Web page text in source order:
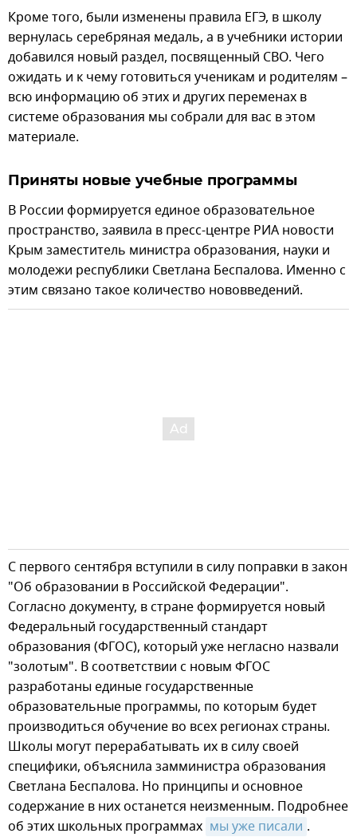
Кроме того, были изменены правила ЕГЭ, в школу
вернулась серебряная медаль, а в учебники истории
добавился новый раздел, посвященный СВО. Чего
ожидать и к чему готовиться ученикам и родителям –
всю информацию об этих и других переменах в
системе образования мы собрали для вас в этом
материале.
Приняты новые учебные программы
В России формируется единое образовательное
пространство, заявила в пресс-центре РИА новости
Крым заместитель министра образования, науки и
молодежи республики Светлана Беспалова. Именно с
этим связано такое количество нововведений.
С первого сентября вступили в силу поправки в закон
"Об образовании в Российской Федерации".
Согласно документу, в стране формируется новый
Федеральный государственный стандарт
образования (ФГОС), который уже негласно назвали
"золотым". В соответствии с новым ФГОС
разработаны единые государственные
образовательные программы, по которым будет
производиться обучение во всех регионах страны.
Школы могут перерабатывать их в силу своей
специфики, объяснила замминистра образования
Светлана Беспалова. Но принципы и основное
содержание в них останется неизменным. Подробнее
об этих школьных программах мы уже писали .